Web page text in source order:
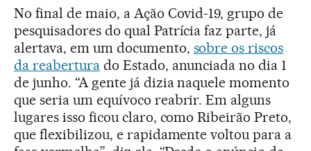
No final de maio, a Ação Covid-19, grupo de
pesquisadores do qual Patrícia faz parte, já
alertava, em um documento, sobre os riscos
da reaberturado Estado, anunciada no dia 1
de junho. “A gente já dizia naquele momento
que seria um equívoco reabrir. Em alguns
lugares isso ficou claro, como Ribeirão Preto,
que flexibilizou, e rapidamente voltou para a